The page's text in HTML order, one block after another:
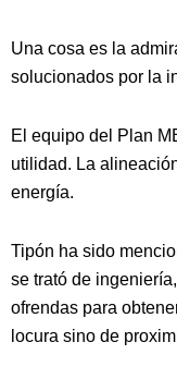
Una cosa es la
solucionados por la
El equipo del Plan
utilidad. La
energía.
Tipón ha sido
se trató de
ofrendas para
locura sino de